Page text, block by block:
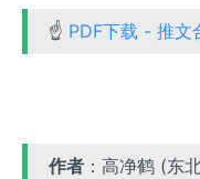
☝ PDF下载 - 推文
作者 ：高净鹤 (东